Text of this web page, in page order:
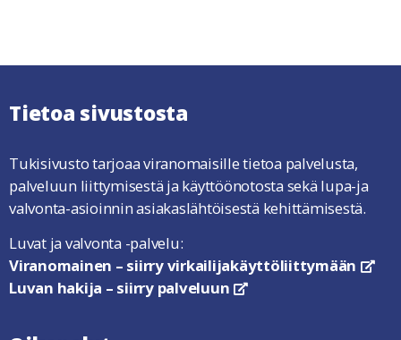
Tietoa sivustosta
Tukisivusto tarjoaa viranomaisille tietoa palvelusta,
palveluun liittymisestä ja käyttöönotosta sekä lupa-ja
valvonta-asioinnin asiakaslähtöisestä kehittämisestä.
Luvat ja valvonta -palvelu:
Viranomainen – siirry virkailijakäyttöliittymään
Luvan hakija – siirry palveluun linkki avautuu uuteen